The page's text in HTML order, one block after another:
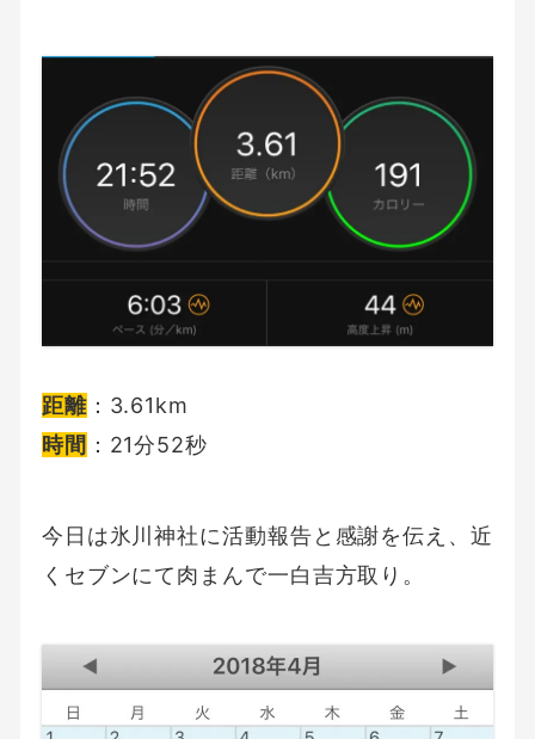
距離：3.61km
時間 ：21分52秒
今日は氷川神社に活動報告と感謝を伝え、近
くセブンにて肉まんで一白吉方取り。